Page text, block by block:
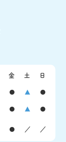
金 土 日
● ▲ ●
● ▲ ●
● ／ ／